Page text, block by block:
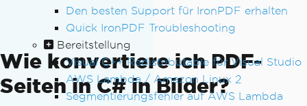
Den besten Support für IronPDF erhalten
Quick IronPDF Troubleshooting
Bereitstellung
Visual C++ Redistributable für Visual Studio
AWS Lambda / Amazon Linux 2
Segmentierungsfehler auf AWS Lambda
Wie konvertiere ich PDF-
Seiten in C# in Bilder?